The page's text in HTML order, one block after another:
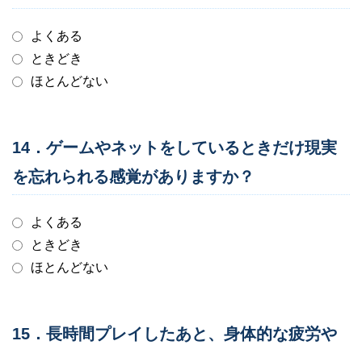
よくある
ときどき
ほとんどない
14．ゲームやネットをしているときだけ現実
を忘れられる感覚がありますか？
よくある
ときどき
ほとんどない
15．長時間プレイしたあと、身体的な疲労や